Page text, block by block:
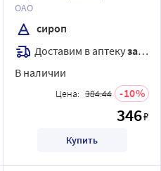
ОАО
сироп
Доставим в аптекузавтра
В наличии
Цена: 384.44 10
346₽
Купить